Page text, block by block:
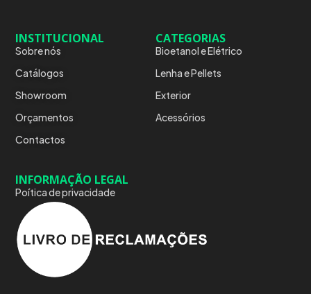
INSTITUCIONAL
Sobre nós
Catálogos
Showroom
Orçamentos
Contactos
CATEGORIAS
Bioetanol e Elétrico
Lenha e Pellets
Exterior
Acessórios
INFORMAÇÃO LEGAL
Poítica de privacidade